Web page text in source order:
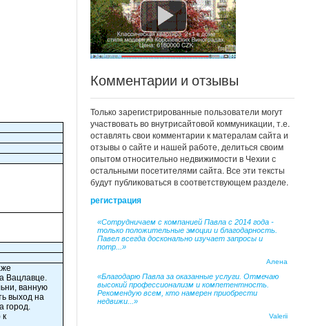
Вацлавце.
ванную
выход на
город.
к
Комментарии и отзывы
Только зарегистрированные пользователи могут
участвовать во внутрисайтовой коммуникации, т.е.
оставлять свои комментарии к матералам сайта и
отзывы о сайте и нашей работе, делиться своим
опытом относительно недвижимости в Чехии с
остальными посетителями сайта. Все эти тексты
будут публиковаться в соответствующем разделе.
регистрация
«Сотрудничаем с компанией Павла с 2014 года -
только положительные эмоции и благодарность.
Павел всегда досконально изучает запросы и
потр...»
Алена
«Благодарю Павла за оказанные услуги. Отмечаю
высокий профессионализм и компетентность.
Рекомендую всем, кто намерен приобрести
недвижи...»
Valerii